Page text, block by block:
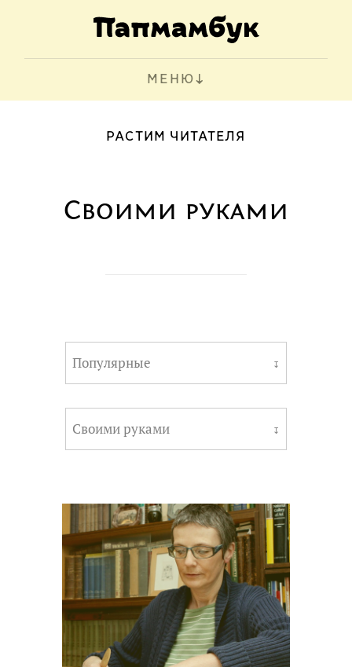
МЕНЮ
РАСТИМ ЧИТАТЕЛЯ
Своими руками
Популярные ↧
Своими руками ↧